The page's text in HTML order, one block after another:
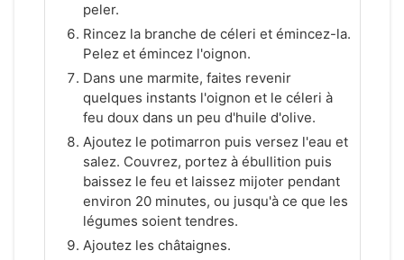
peler.
Rincez la branche de céleri et émincez-la.
Pelez et émincez l'oignon.
Dans une marmite, faites revenir
quelques instants l'oignon et le céleri à
feu doux dans un peu d'huile d'olive.
Ajoutez le potimarron puis versez l'eau et
salez. Couvrez, portez à ébullition puis
baissez le feu et laissez mijoter pendant
environ 20 minutes, ou jusqu'à ce que les
légumes soient tendres.
Ajoutez les châtaignes.